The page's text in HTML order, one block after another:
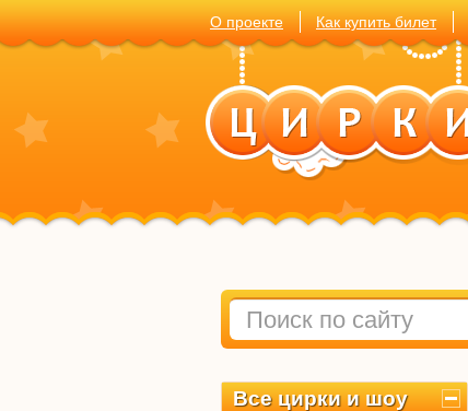
О проекте Как купить билет
Все цирки и шоу